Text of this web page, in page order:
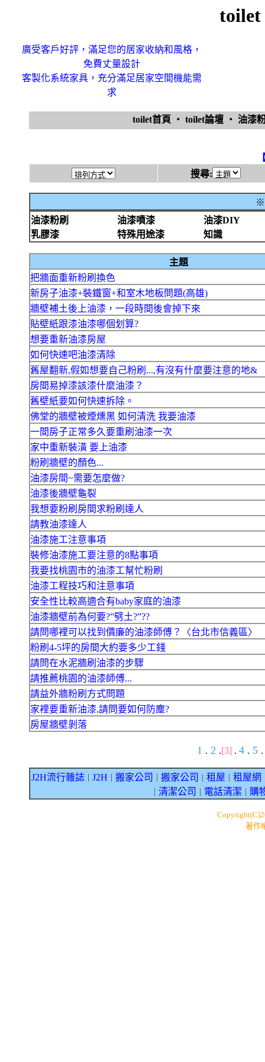
toilet
廣受客戶好評，滿足您的居家收納和風格，
免費丈量設計
客製化系統家具，充分滿足居家空間機能需
求
toilet首頁 ‧ toilet論壇 ‧ 油漆
搜尋:
※
油漆粉刷
油漆噴漆
油漆DIY
乳膠漆
特殊用途漆 知識
主題
把牆面重新粉刷換色
新房子油漆+裝鐵窗+和室木地板問題(高雄)
牆壁補土後上油漆，一段時間後會掉下來
貼壁紙跟漆油漆哪個划算?
想要重新油漆房屋
如何快速吧油漆清除
舊屋翻新,假如想要自己粉刷...,有沒有什麼要注意的地&
房間易掉漆該漆什麼油漆？
舊壁紙要如何快速拆除。
佛堂的牆壁被煙燻黑 如何清洗 我要油漆
一間房子正常多久要重刷油漆一次
家中重新裝潢 要上油漆
粉刷牆壁的顏色...
油漆房間~需要怎麼做?
油漆後牆壁龜裂
我想要粉刷房間求粉刷達人
請教油漆達人
油漆施工注意事項
裝修油漆施工要注意的8點事項
我要找桃園市的油漆工幫忙粉刷
油漆工程技巧和注意事項
安全性比較高適合有baby家庭的油漆
油漆牆壁前為何要?”劈土?”??
請問哪裡可以找到價廉的油漆師傅？〈台北市信義區〉
粉刷4-5坪的房間大約要多少工錢
請問在水泥牆刷油漆的步驟
請推薦桃園的油漆師傅...
請益外牆粉刷方式問題
家裡要重新油漆,請問要如何防塵?
房屋牆壁剝落
1 . 2 .[3] . 4 . 5 .
J2H流行雜誌 J2H 搬家公司 搬家公司 租屋 租屋網
清潔公司 電話清潔 購
著作